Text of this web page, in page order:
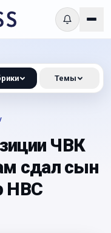
ЧВК
сдал сын
НВС
Темы